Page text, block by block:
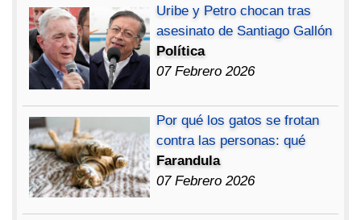
Uribe y Petro chocan tras
asesinato de Santiago Gallón
Política
07 Febrero 2026
Por qué los gatos se frotan
contra las personas: qué
Farandula
07 Febrero 2026